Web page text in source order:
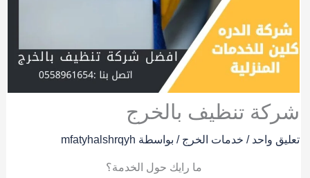
شركة تنظيف بالخرج
تعليق واحد / خدمات الخرج / بواسطة mfatyhalshrqyh
ما رايك حول الخدمة؟